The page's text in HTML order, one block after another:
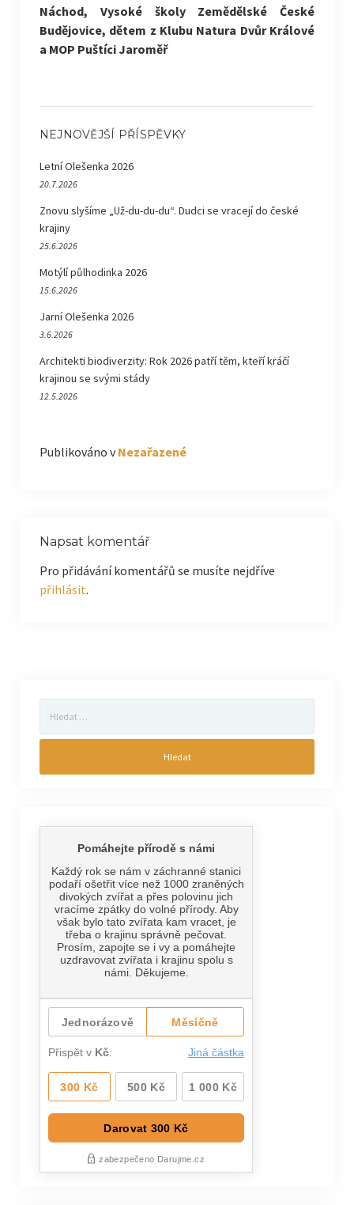
Náchod, Vysoké školy Zemědělské České
Budějovice, dětem z Klubu Natura Dvůr Králové
a MOP Puštíci Jaroměř
NEJNOVĚJŠÍ PŘÍSPĚVKY
Letní Olešenka 2026
20.7.2026
Znovu slyšíme „Už-du-du-du“. Dudci se vracejí do české
krajiny
25.6.2026
Motýlí půlhodinka 2026
15.6.2026
Jarní Olešenka 2026
3.6.2026
Architekti biodiverzity: Rok 2026 patří těm, kteří kráčí
krajinou se svými stády
12.5.2026
Publikováno v Nezařazené
Napsat komentář
Pro přidávání komentářů se musíte nejdříve
přihlásit.